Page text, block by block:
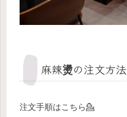
麻辣燙の注文方法
注文手順はこちら💁